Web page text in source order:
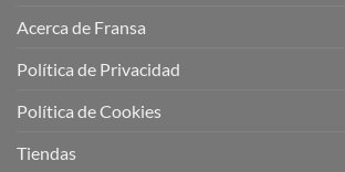
Acerca de Fransa
Política de Privacidad
Política de Cookies
Tiendas